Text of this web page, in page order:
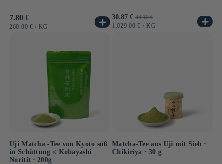
Normaler
Preis
7.80 €
GRUNDPREIS
260.00 € / PRO
KG
Verkaufspreis
30.87 € Normaler
Preis
44.10 €
GRUNDPREIS
1,029.00 € / PRO
KG
Uji Matcha -Tee von Kyoto süß
in Schüttung ≤ Kobayashi
Noritit ⋅ 200g
Matcha-Tee aus Uji mit Sieb ⋅
Chikiriya ⋅ 30 g